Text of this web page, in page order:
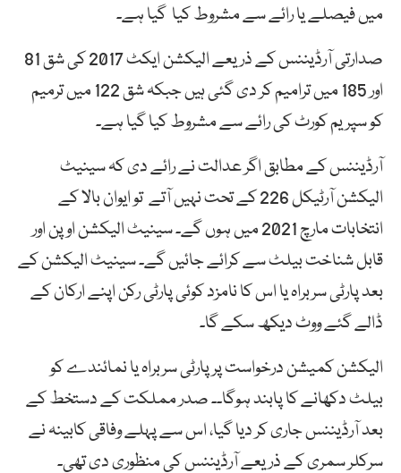
میں فیصلے یا رائے سے مشروط کیا گیا ہے۔
صدارتیآرڈیننسکےذریعےالیکشنایکٹ کیشق81
اور185 میںترامیمکردیگئیہیں جبکہشق میںترمیم
کوسپریمکورٹکیرائےسےمشروطکیاگیاہے۔
آرڈیننسکےمطابقاگرعدالتنےرائےدیکہسینیٹ
الیکشنآرٹیکل تحتنہیںآتے توایوانبالاکے
انتخاباتمارچ میںہوںگے۔سینیٹالیکشناوپناور
قابلشناختبیلٹسےکرائےجائیںگے۔سینیٹالیکشنکے
بعدپارٹیسربراہیااسکانامزدکوئیپارٹیرکناپنےارکانکے
ڈالےگئےووٹدیکھسکےگا۔
الیکشنکمیشندرخواستپرپارٹیسربراہیانمائندےکو
بیلٹدکھانےکاپابندہوگا۔۔صدرمملکتکےدستخطکے
بعدآرڈیننسجاریکردیاگیا،اسسےپہلےوفاقیکابینہنے
سرکلرسمریکےذریعےآرڈیننسکیمنظوریدیتھی۔